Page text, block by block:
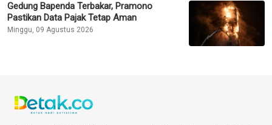
Gedung Bapenda Terbakar, Pramono
Pastikan Data Pajak Tetap Aman
Minggu, 09 Agustus 2026